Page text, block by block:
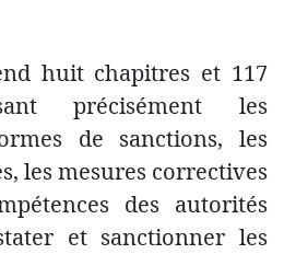
huit chapitres et 117
précisément les
de sanctions, les
les mesures correctives
des autorités
et sanctionner les